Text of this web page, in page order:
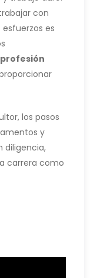
con
es
profesión
los pasos
y
diligencia,
carrera como